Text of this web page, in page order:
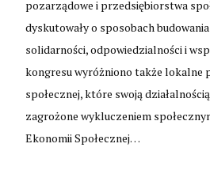
pozarządowe i przedsiębiorstwa
dyskutowały o sposobach
solidarności, odpowiedzialności i
kongresu wyróżniono także lokalne
społecznej, które swoją
zagrożone wykluczeniem
Ekonomii Społecznej…